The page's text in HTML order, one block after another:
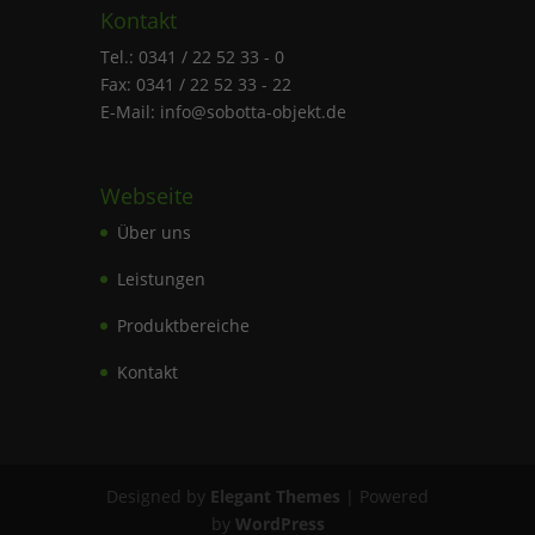
Kontakt
Tel.: 0341 / 22 52 33 - 0
Fax: 0341 / 22 52 33 - 22
E-Mail: info@sobotta-objekt.de
Webseite
Über uns
Leistungen
Produktbereiche
Kontakt
Designed by Elegant Themes | Powered
by WordPress